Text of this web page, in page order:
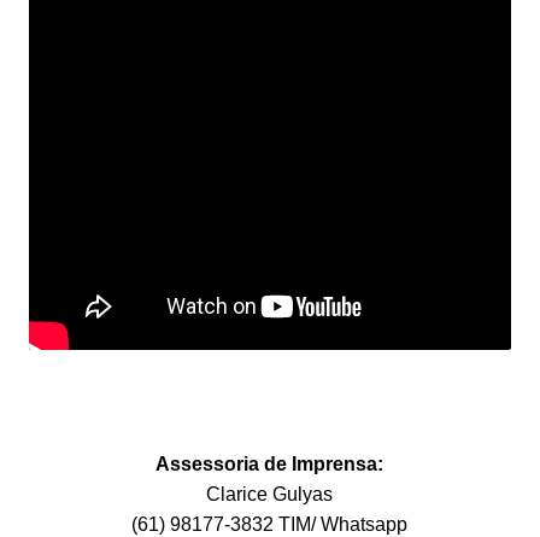
Assessoria de Imprensa:
Clarice Gulyas
(61) 98177-3832 TIM/ Whatsapp